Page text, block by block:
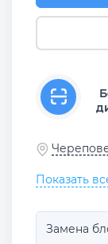
Показать
Замена